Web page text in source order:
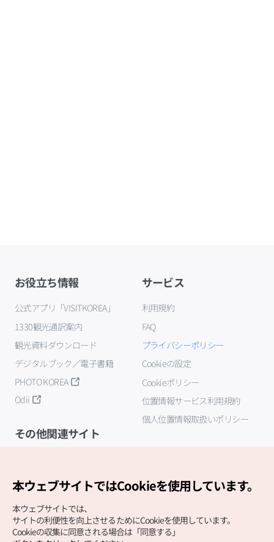
お役立ち情報
公式アプリ「VISITKOREA」
1330観光通訳案内
観光資料ダウンロード
デジタルブック／電子書籍
PHOTO KOREA
Odii
サービス
利用規約
FAQ
プライバシーポリシー
Cookieの設定
Cookieポリシー
位置情報サービス利用規約
個人位置情報取扱いポリシー
その他関連サイト
本ウェブサイトではCookieを使用しています。
本ウェブサイトでは、
サイトの利便性を向上させるためにCookieを使用しています。
Cookieの収集に同意される場合は「同意する」